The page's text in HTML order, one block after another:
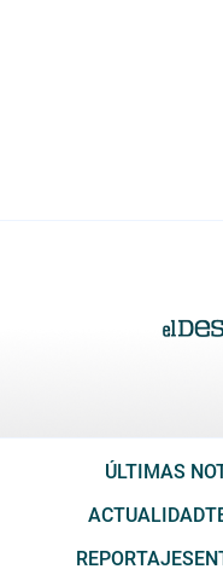
ÚLTIMAS
ACTUALIDAD
REPORTAJES